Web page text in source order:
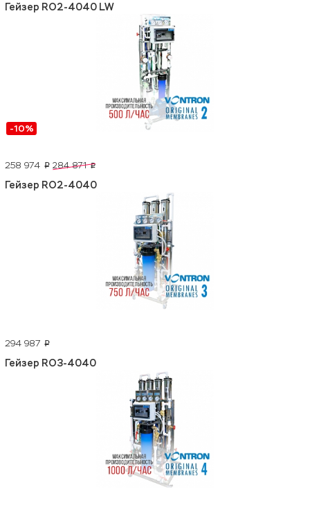
Гейзер RO2-4040 LW
-10%
258 974 p 284 871 p
Гейзер RO2-4040
294 987 p
Гейзер RO3-4040